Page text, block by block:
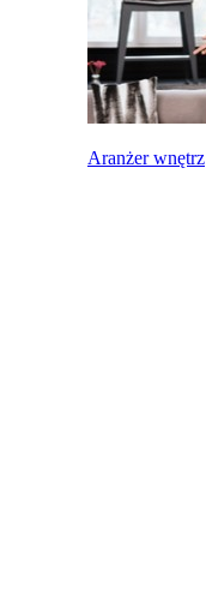
Aranżer wnętrz